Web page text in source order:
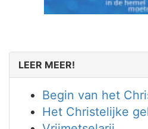
LEER MEER!
Begin van het
Het Christelijke